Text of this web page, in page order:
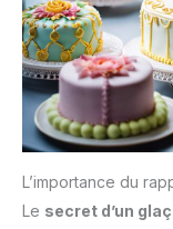
L’importance du
Le secret d’un